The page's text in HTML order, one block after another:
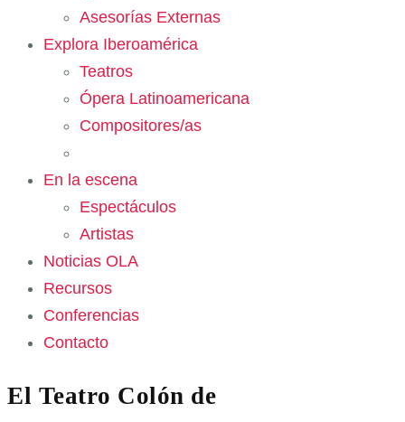
Asesorías Externas
Explora Iberoamérica
Teatros
Ópera Latinoamericana
Compositores/as
En la escena
Espectáculos
Artistas
Noticias OLA
Recursos
Conferencias
Contacto
El Teatro Colón de